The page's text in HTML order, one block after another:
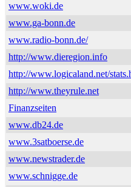
www.woki.de
www.ga-bonn.de
www.radio-bonn.de/
http://www.dieregion.info
http://www.logicaland.net/
http://www.theyrule.net
Finanzseiten
www.db24.de
www.3satboerse.de
www.newstrader.de
www.schnigge.de